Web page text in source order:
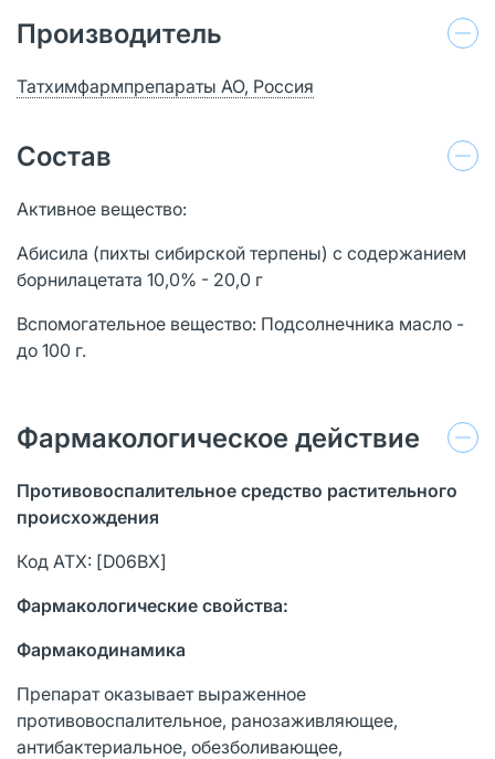
Производитель
Татхимфармпрепараты АО, Россия
Состав
Активное вещество:
Абисила (пихты сибирской терпены) с содержанием
борнилацетата 10,0% - 20,0 г
Вспомогательное вещество: Подсолнечника масло -
до 100 г.
Фармакологическое действие
Противовоспалительное средство растительного
происхождения
Код АТХ: [D06BX]
Фармакологические свойства:
Фармакодинамика
Препарат оказывает выраженное
противовоспалительное, ранозаживляющее,
антибактериальное, обезболивающее,